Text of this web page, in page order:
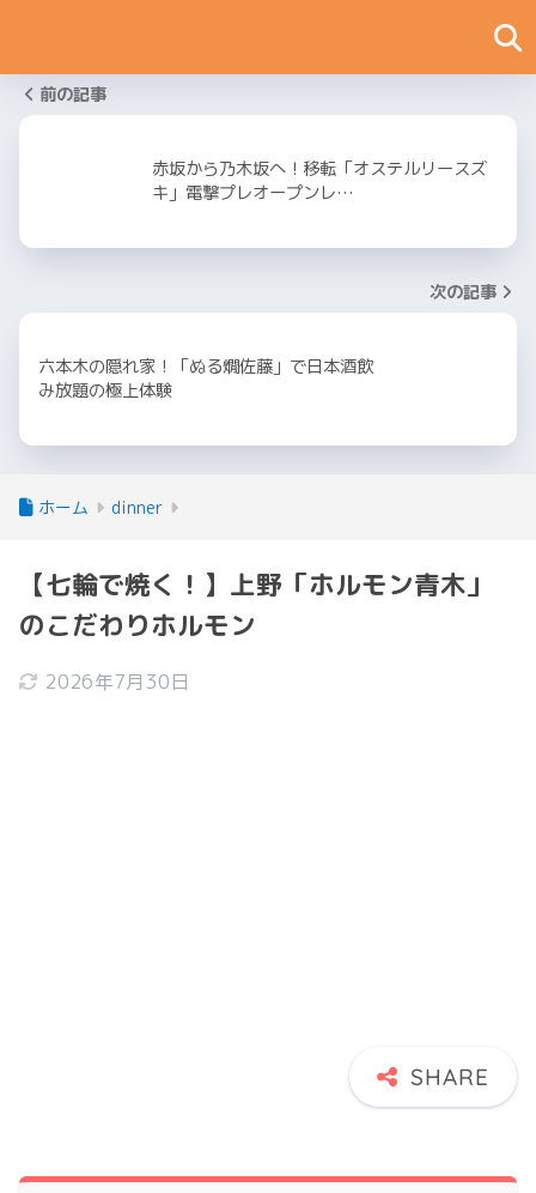
前の記事
赤坂から乃木坂へ！移転「オステルリースズ
キ」電撃プレオープンレ…
次の記事
六本木の隠れ家！「ぬる燗佐藤」で日本酒飲
み放題の極上体験
ホーム dinner
【七輪で焼く！】上野「ホルモン青木」
のこだわりホルモン
2026年7月30日